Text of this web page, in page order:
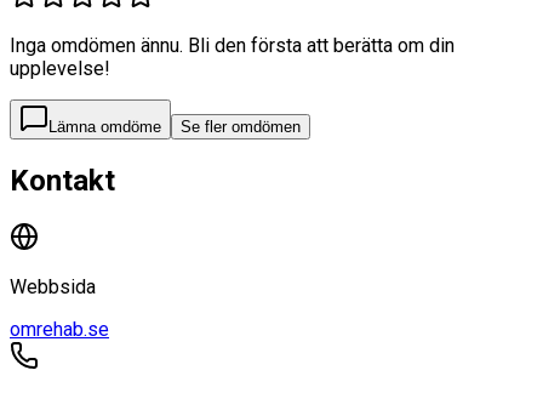
Inga omdömen ännu. Bli den första att berätta om din
upplevelse!
Lämna omdöme Se fler omdömen
Kontakt
Webbsida
omrehab.se